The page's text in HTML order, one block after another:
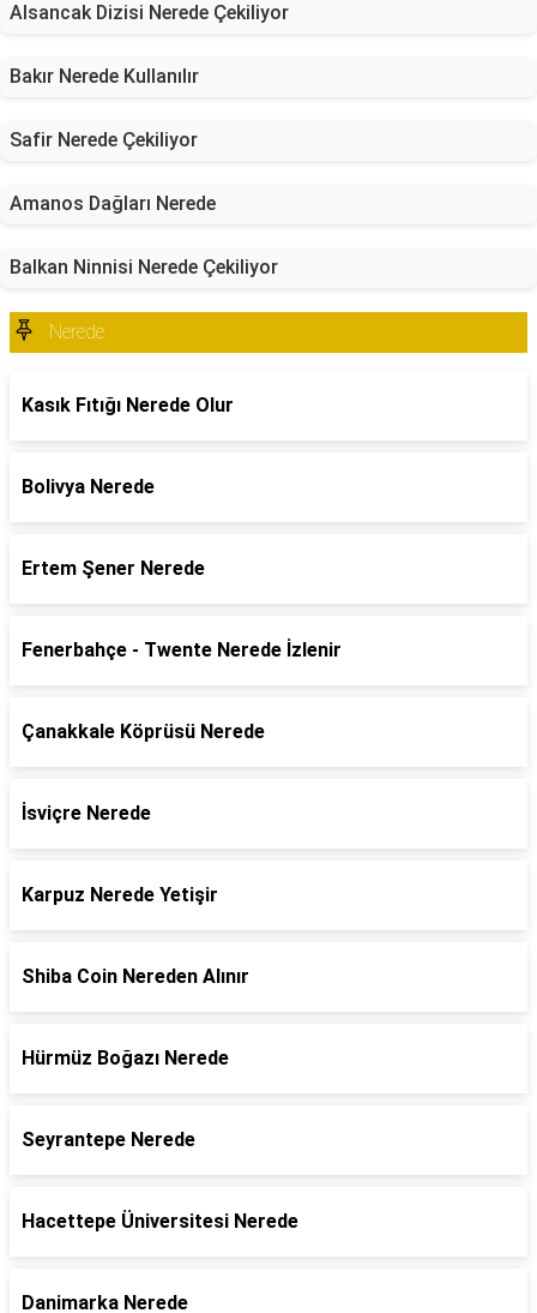
Alsancak Dizisi Nerede Çekiliyor
Bakır Nerede Kullanılır
Safir Nerede Çekiliyor
Amanos Dağları Nerede
Balkan Ninnisi Nerede Çekiliyor
Nerede
Kasık Fıtığı Nerede Olur
Bolivya Nerede
Ertem Şener Nerede
Fenerbahçe - Twente Nerede İzlenir
Çanakkale Köprüsü Nerede
İsviçre Nerede
Karpuz Nerede Yetişir
Shiba Coin Nereden Alınır
Hürmüz Boğazı Nerede
Seyrantepe Nerede
Hacettepe Üniversitesi Nerede
Danimarka Nerede